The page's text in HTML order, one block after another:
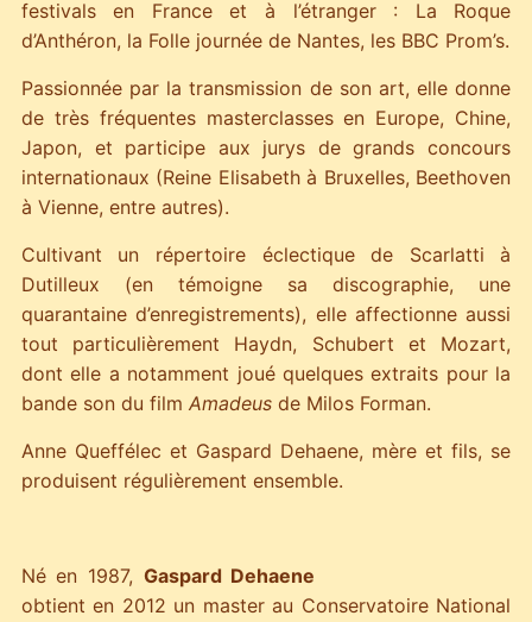
festivals en France et à l’étranger : La Roque
d’Anthéron, la Folle journée de Nantes, les BBC Prom’s.
Passionnée par la transmission de son art, elle donne
de très fréquentes masterclasses en Europe, Chine,
Japon, et participe aux jurys de grands concours
internationaux (Reine Elisabeth à Bruxelles, Beethoven
à Vienne, entre autres).
Cultivant un répertoire éclectique de Scarlatti à
Dutilleux (en témoigne sa discographie, une
quarantaine d’enregistrements), elle affectionne aussi
tout particulièrement Haydn, Schubert et Mozart,
dont elle a notamment joué quelques extraits pour la
bande son du film Amadeusde Milos Forman.
Anne Queffélec et Gaspard Dehaene, mère et fils, se
produisent régulièrement ensemble.
Né en 1987, Gaspard Dehaene
obtient en 2012 un master au Conservatoire National